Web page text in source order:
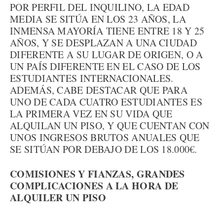
POR PERFIL DEL INQUILINO, LA EDAD
MEDIA SE SITÚA EN LOS 23 AÑOS, LA
INMENSA MAYORÍA TIENE ENTRE 18 Y 25
AÑOS, Y SE DESPLAZAN A UNA CIUDAD
DIFERENTE A SU LUGAR DE ORIGEN, O A
UN PAÍS DIFERENTE EN EL CASO DE LOS
ESTUDIANTES INTERNACIONALES.
ADEMÁS, CABE DESTACAR QUE PARA
UNO DE CADA CUATRO ESTUDIANTES ES
LA PRIMERA VEZ EN SU VIDA QUE
ALQUILAN UN PISO, Y QUE CUENTAN CON
UNOS INGRESOS BRUTOS ANUALES QUE
SE SITÚAN POR DEBAJO DE LOS 18.000€.
COMISIONES Y FIANZAS, GRANDES
COMPLICACIONES A LA HORA DE
ALQUILER UN PISO